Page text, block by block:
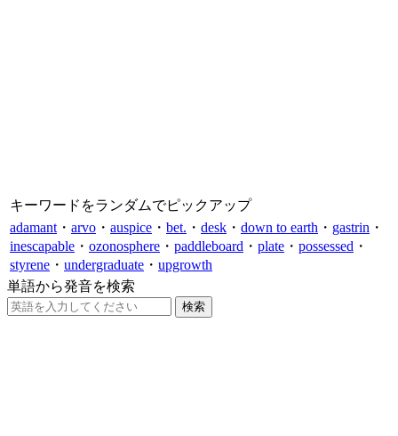
キーワードをランダムでピックアップ
adamant ・ arvo ・ auspice ・ bet. ・ desk ・ down to earth ・ gastrin ・
inescapable ・ ozonosphere ・ paddleboard ・ plate ・ possessed ・
styrene ・ undergraduate ・ upgrowth
単語から発音を検索